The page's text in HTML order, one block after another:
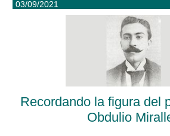
03/09/2021
Recordando la figura del
Obdulio